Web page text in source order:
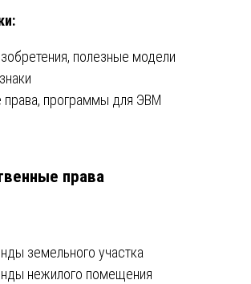
полезные модели
права, программы для ЭВМ
права
земельного участка
нежилого помещения